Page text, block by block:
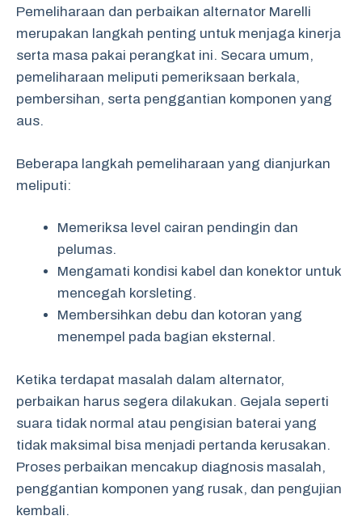
Pemeliharaan dan perbaikan alternator Marelli
merupakan langkah penting untuk menjaga kinerja
serta masa pakai perangkat ini. Secara umum,
pemeliharaan meliputi pemeriksaan berkala,
pembersihan, serta penggantian komponen yang
aus.
Beberapa langkah pemeliharaan yang dianjurkan
meliputi:
Memeriksa level cairan pendingin dan
pelumas.
Mengamati kondisi kabel dan konektor untuk
mencegah korsleting.
Membersihkan debu dan kotoran yang
menempel pada bagian eksternal.
Ketika terdapat masalah dalam alternator,
perbaikan harus segera dilakukan. Gejala seperti
suara tidak normal atau pengisian baterai yang
tidak maksimal bisa menjadi pertanda kerusakan.
Proses perbaikan mencakup diagnosis masalah,
penggantian komponen yang rusak, dan pengujian
kembali.